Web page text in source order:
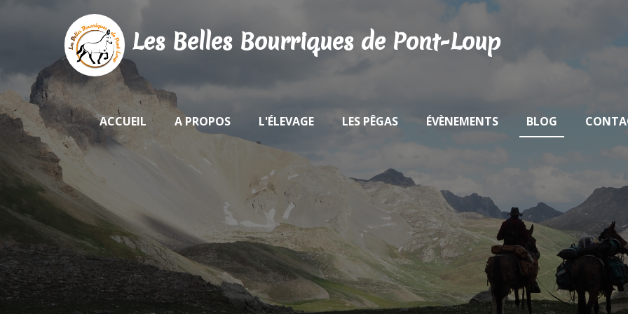
Les Belles Bourriques de Pont-Loup
ACCUEIL A PROPOS L'ÉLEVAGE LES PÊGAS ÉVÈNEMENTS BLOG